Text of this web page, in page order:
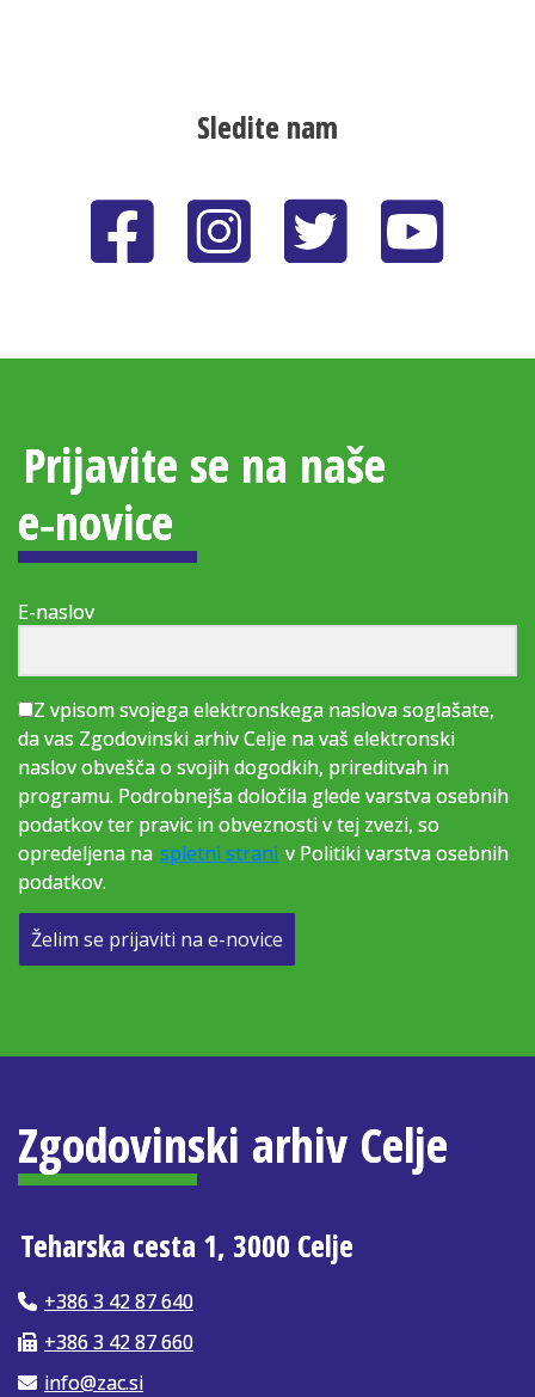
Sledite nam
Prijavite se na naše
e‑novice
E-naslov
Z vpisom svojega elektronskega naslova soglašate,
da vas Zgodovinski arhiv Celje na vaš elektronski
naslov obvešča o svojih dogodkih, prireditvah in
programu. Podrobnejša določila glede varstva osebnih
podatkov ter pravic in obveznosti v tej zvezi, so
opredeljena na spletni strani v Politiki varstva osebnih
podatkov.
Želim se prijaviti na e-novice
Zgodovinski arhiv Celje
Teharska cesta 1, 3000 Celje
+386 3 42 87 640
+386 3 42 87 660
info@zac.si